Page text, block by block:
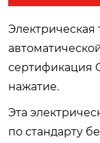
Электрическая
сертификация
нажатие.
Эта
по стандарту